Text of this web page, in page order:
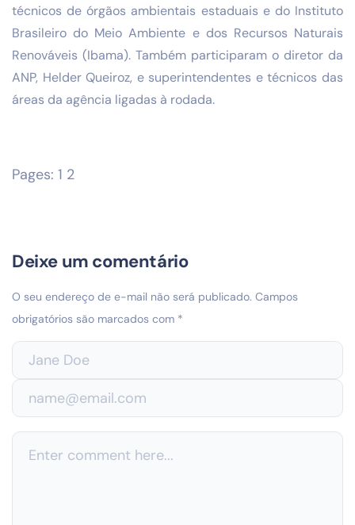
técnicos de órgãos ambientais estaduais e do Instituto
Brasileiro do Meio Ambiente e dos Recursos Naturais
Renováveis (Ibama). Também participaram o diretor da
ANP, Helder Queiroz, e superintendentes e técnicos das
áreas da agência ligadas à rodada.
Pages: 1 2
Deixe um comentário
O seu endereço de e-mail não será publicado. Campos
obrigatórios são marcados com *